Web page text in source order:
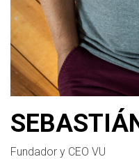
Fundador y CEO VU